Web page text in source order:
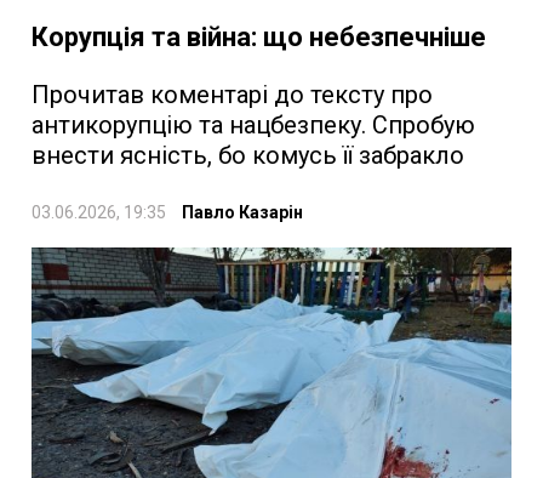
Корупція та війна: що небезпечніше
Прочитав коментарі до тексту про
антикорупцію та нацбезпеку. Спробую
внести ясність, бо комусь її забракло
03.06.2026, 19:35 Павло Казарін